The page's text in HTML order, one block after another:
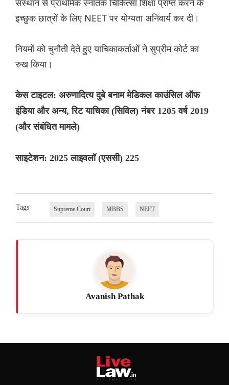
संस्थान से प्राथमिक स्नातक चिकित्सा शिक्षा प्राप्त करने के
इच्छुक छात्रों के लिए NEET पर योग्यता अनिवार्य कर दी।
नियमों को चुनौती देते हुए याचिकाकर्ताओं ने सुप्रीम कोर्ट का
रुख किया।
केस टाइटल: अरुणादित्य दुबे बनाम मेडिकल काउंसिल ऑफ
इंडिया और अन्य, रिट याचिका (सिविल) नंबर 1205 वर्ष 2019
(और संबंधित मामले)
साइटेशन: 2025 लाइवलॉ (एससी) 225
Tags Supreme Court MBBS NEET
Avanish Pathak